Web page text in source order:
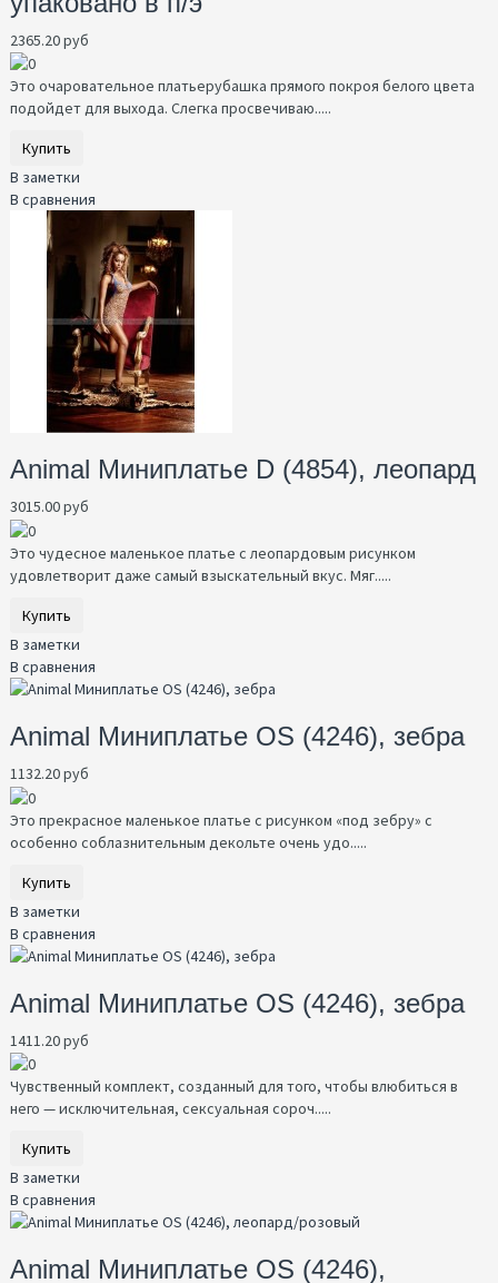
2365.20 руб
Это очаровательное платьерубашка прямого покроя белого цвета
подойдет для выхода. Слегка просвечиваю.....
Купить
В заметки
В сравнения
Animal Миниплатье D (4854), леопард
3015.00 руб
Это чудесное маленькое платье с леопардовым рисунком
удовлетворит даже самый взыскательный вкус. Мяг.....
Купить
В заметки
В сравнения
Animal Миниплатье OS (4246), зебра
1132.20 руб
Это прекрасное маленькое платье с рисунком «под зебру» с
особенно соблазнительным декольте очень удо.....
Купить
В заметки
В сравнения
Animal Миниплатье OS (4246), зебра
1411.20 руб
Чувственный комплект, созданный для того, чтобы влюбиться в
него — исключительная, сексуальная сороч.....
Купить
В заметки
В сравнения
Animal Миниплатье OS (4246),